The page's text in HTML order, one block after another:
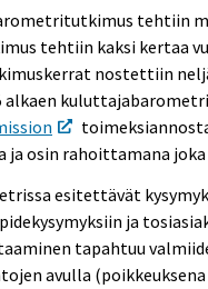
tehtiin
tehtiin kaksi kertaa
nostettiin
alkaen
ja osin rahoittamana joka
esitettävät
ja
tapahtuu
avulla